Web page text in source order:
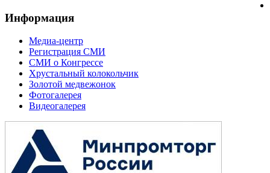
Информация
Медиа-центр
Регистрация СМИ
СМИ о Конгрессе
Хрустальный колокольчик
Золотой медвежонок
Фотогалерея
Видеогалерея